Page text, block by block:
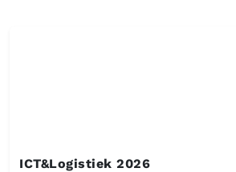
ICT&Logistiek 2026